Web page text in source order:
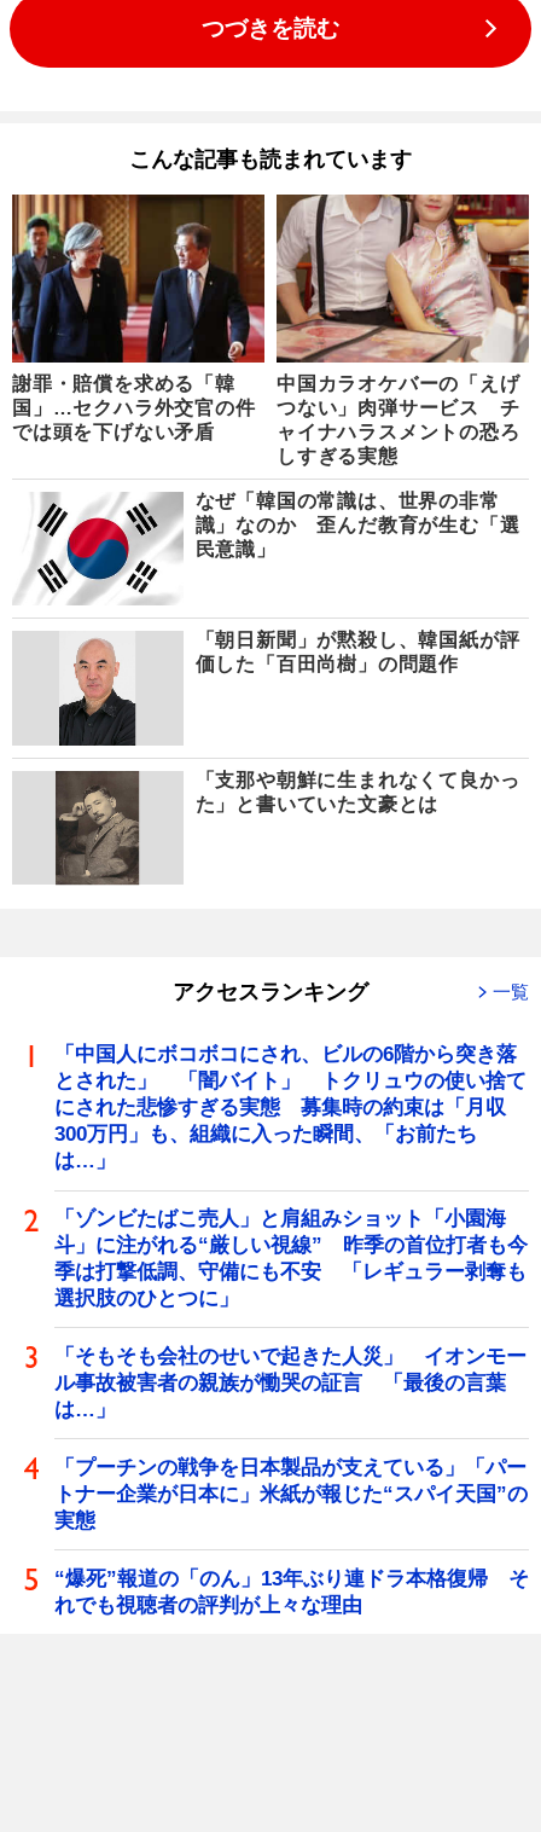
つづきを読む
こんな記事も読まれています
謝罪・賠償を求める「韓
国」…セクハラ外交官の件
では頭を下げない矛盾
中国カラオケバーの「えげ
つない」肉弾サービス チ
ャイナハラスメントの恐ろ
しすぎる実態
なぜ「韓国の常識は、世界の非常
識」なのか 歪んだ教育が生む「選
民意識」
「朝日新聞」が黙殺し、韓国紙が評
価した「百田尚樹」の問題作
「支那や朝鮮に生まれなくて良かっ
た」と書いていた文豪とは
アクセスランキング 一覧
「中国人にボコボコにされ、ビルの6階から突き落
とされた」 「闇バイト」 トクリュウの使い捨て
にされた悲惨すぎる実態 募集時の約束は「月収
300万円」も、組織に入った瞬間、「お前たち
は…」
「ゾンビたばこ売人」と肩組みショット「小園海
斗」に注がれる“厳しい視線” 昨季の首位打者も今
季は打撃低調、守備にも不安 「レギュラー剥奪も
選択肢のひとつに」
「そもそも会社のせいで起きた人災」 イオンモー
ル事故被害者の親族が慟哭の証言 「最後の言葉
は…」
「プーチンの戦争を日本製品が支えている」「パー
トナー企業が日本に」米紙が報じた“スパイ天国”の
実態
“爆死”報道の「のん」13年ぶり連ドラ本格復帰 そ
れでも視聴者の評判が上々な理由